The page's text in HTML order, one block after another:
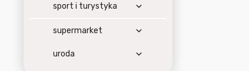
sport i turystyka
supermarket
uroda